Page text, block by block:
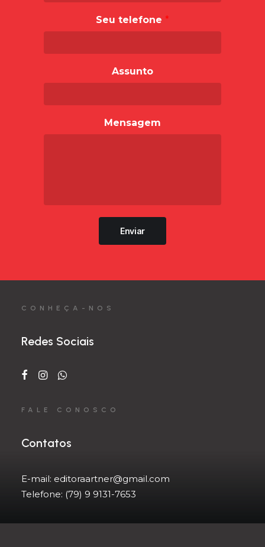
Seu telefone *
Assunto
Mensagem
Enviar
CONHEÇA-NOS
Redes Sociais
FALE CONOSCO
Contatos
E-mail: editoraartner@gmail.com
Telefone: (79) 9 9131-7653